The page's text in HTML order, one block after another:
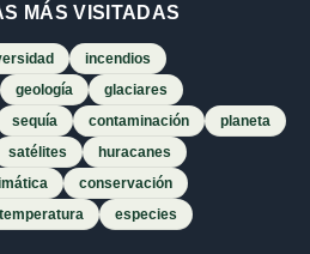
MÁS VISITADAS
incendios
geología
glaciares
sequía contaminación
planeta
satélites
huracanes
conservación
temperatura especies